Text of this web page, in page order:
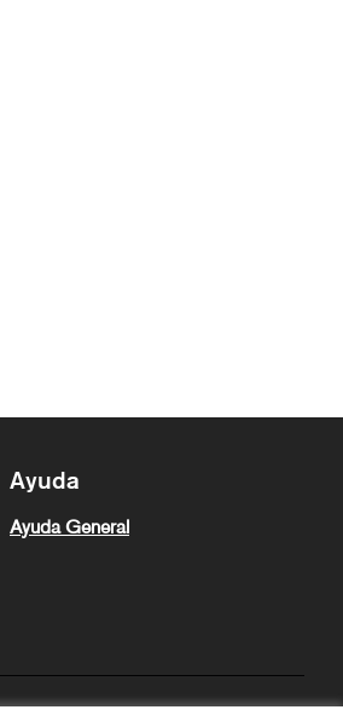
Ayuda
Ayuda General